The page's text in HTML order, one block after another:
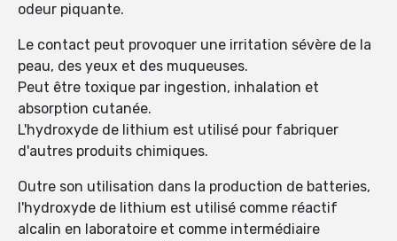
odeur piquante.
Le contact peut provoquer une irritation sévère de la
peau, des yeux et des muqueuses.
Peut être toxique par ingestion, inhalation et
absorption cutanée.
L'hydroxyde de lithium est utilisé pour fabriquer
d'autres produits chimiques.
Outre son utilisation dans la production de batteries,
l'hydroxyde de lithium est utilisé comme réactif
alcalin en laboratoire et comme intermédiaire